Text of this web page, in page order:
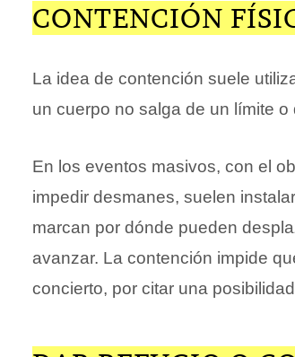
CONTENCIÓN
La idea de contención suele
un cuerpo no salga de un límite
En los eventos masivos, con el
impedir desmanes, suelen
marcan por dónde pueden
avanzar. La contención impide
concierto, por citar una